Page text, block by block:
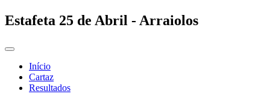
Estafeta 25 de Abril - Arraiolos
Início
Cartaz
Resultados